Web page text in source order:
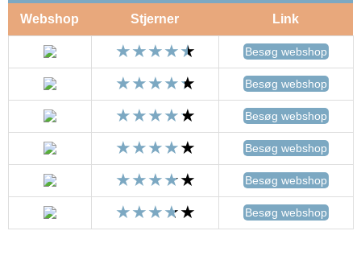
Webshop Stjerner Link
Besøg webshop
Besøg webshop
Besøg webshop
Besøg webshop
Besøg webshop
Besøg webshop